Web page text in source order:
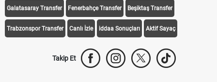
Galatasaray Transfer Fenerbahçe Transfer Beşiktaş Transfer
Trabzonspor Transfer Canlı İzle iddaa Sonuçları Aktif Sayaç
Takip Et